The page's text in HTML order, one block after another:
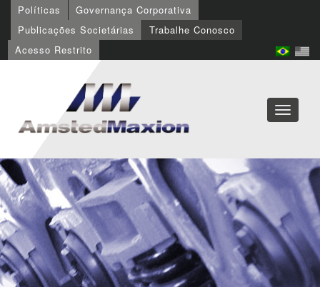
Políticas
Governança Corporativa
Publicações Societárias
Trabalhe Conosco
Acesso Restrito